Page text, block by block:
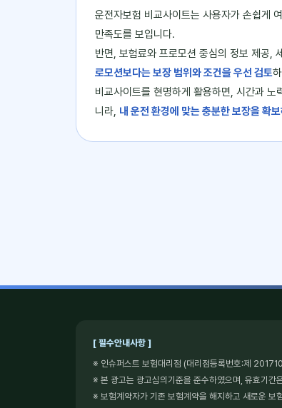
운전자보험 비교사이트는 사용자가 손쉽게
만족도를 보입니다.
반면, 보험료와 프로모션 중심의 정보 제공,
로모션보다는 보장 범위와 조건을 우선 검토
비교사이트를 현명하게 활용하면, 시간과 노
니라, 내 운전 환경에 맞는 충분한 보장을 확
[ 필수안내사항 ]
※ 인슈퍼스트 보험대리점 (대리점등록번호:제
※ 본 광고는 광고심의기준을 준수하였으며, 유효기간
※ 보험계약자가 기존 보험계약을 해지하고 새로운 보